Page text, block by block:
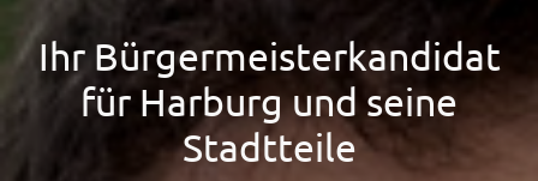
Ihr Bürgermeisterkandidat
für Harburg und seine
Stadtteile